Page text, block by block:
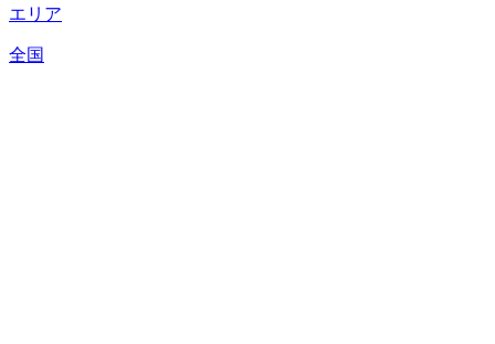
エリア
全国